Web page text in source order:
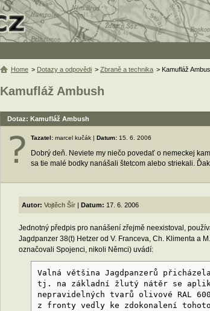
Kamufláž Ambush
Dotaz: Kamufláž Ambush
Tazatel: marcel kučák | Datum: 15. 6. 2006
Dobrý deň. Neviete my niečo povedať o nemeckej
sa tie malé bodky nanášali štetcom alebo striekali.
Autor: Vojtěch Šír | Datum: 17. 6. 2006
Jednotný předpis pro nanášení zřejmě neexistoval,
Jagdpanzer 38(t) Hetzer od V. Franceva, Ch. Klimenta a
označovali Spojenci, nikoli Němci) uvádí:
Valná většina Jagdpanzerů
tj. na základní žlutý nátěr se
nepravidelných tvarů olivové RAL
z fronty vedly ke zdokonalení
Home > Dotazy a odpovědi > Zbraně a technika > Kamufláž